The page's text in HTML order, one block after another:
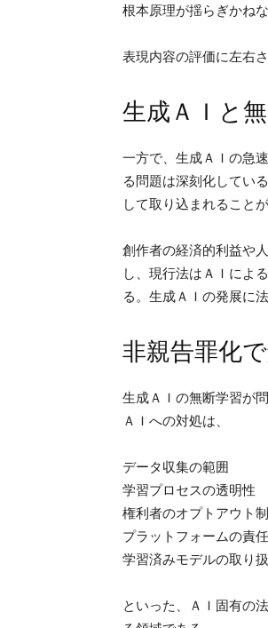
根本原理が揺らぎかねな
表現内容の評価に左右
生成ＡＩと
一方で、生成ＡＩの急
る問題は深刻化してい
して取り込まれること
創作者の経済的利益や
し、現行法はＡＩによ
る。生成ＡＩの発展に
非親告罪化
生成ＡＩの無断学習が
ＡＩへの対処は、
データ収集の範囲
学習プロセスの透明性
権利者のオプトアウト
プラットフォームの責
学習済みモデルの取り
といった、ＡＩ固有の